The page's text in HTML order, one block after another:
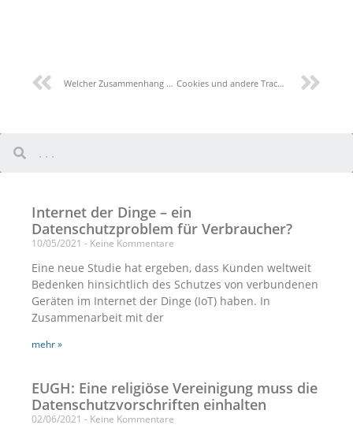
Welcher Zusammenhang besteht zwischen einem Callcenter und dem Datenschutz? Cookies und andere Tracker – Die geänderten Leitlinien und Empfehlungen der CNIL
Internet der Dinge – ein
Datenschutzproblem für Verbraucher?
10/05/2021 Keine Kommentare
Eine neue Studie hat ergeben, dass Kunden weltweit
Bedenken hinsichtlich des Schutzes von verbundenen
Geräten im Internet der Dinge (IoT) haben. In
Zusammenarbeit mit der
mehr »
EUGH: Eine religiöse Vereinigung muss die
Datenschutzvorschriften einhalten
02/06/2021 Keine Kommentare